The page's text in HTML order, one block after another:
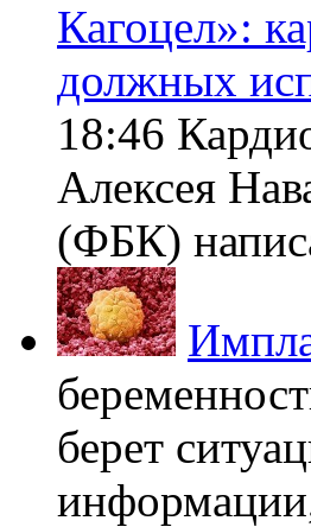
Кагоцел»:
должных
18:46
Алексея
(ФБК)
берет